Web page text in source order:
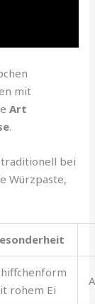
mit
Art
.
bei
Würzpaste,
rohem Ei